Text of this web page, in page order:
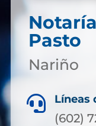
Pasto
Nariño
 Líneas
(602)